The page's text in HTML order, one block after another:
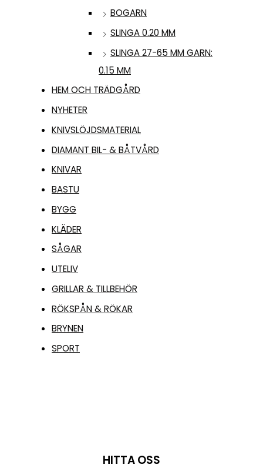
BOGARN
SLINGA 0.20 MM
SLINGA 27-65 MM GARN:
0.15 MM
HEM OCH TRÄDGÅRD
NYHETER
KNIVSLÖJDSMATERIAL
DIAMANT BIL- & BÅTVÅRD
KNIVAR
BASTU
BYGG
KLÄDER
SÅGAR
UTELIV
GRILLAR & TILLBEHÖR
RÖKSPÅN & RÖKAR
BRYNEN
SPORT
HITTA OSS